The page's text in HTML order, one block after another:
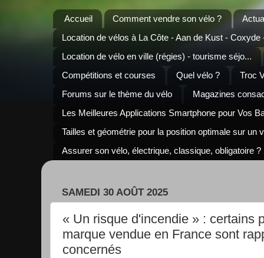
Accueil Comment vendre son vélo ?
Location de vélos à La Côte - Aan de Kust - Coxyde
Location de vélo en ville (régies) - tourisme séjo...
Compétitions et courses
Quel vélo ?
Troc
Forums sur le thème du vélo
Magazines
Les Meilleures Applications Smartphone pour Vos
Tailles et géométrie pour la position optimale sur un
Assurer son vélo, électrique, classique, obligatoire ?
SAMEDI 30 AOÛT 2025
« Un risque d'incendie » : certains
marque vendue en France sont
concernés